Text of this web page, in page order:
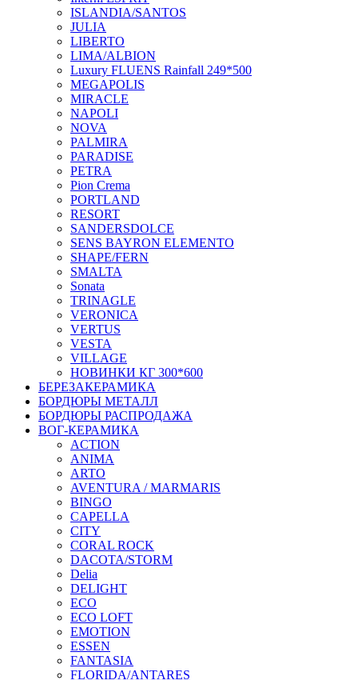
ISLANDIA/SANTOS
JULIA
LIBERTO
LIMA/ALBION
Luxury FLUENS Rainfall 249*500
MEGAPOLIS
MIRACLE
NAPOLI
NOVA
PALMIRA
PARADISE
PETRA
Pion Crema
PORTLAND
RESORT
SANDERSDOLCE
SENS BAYRON ELEMENTO
SHAPE/FERN
SMALTA
Sonata
TRINAGLE
VERONICA
VERTUS
VESTA
VILLAGE
НОВИНКИ КГ 300*600
БЕРЕЗАКЕРАМИКА
БОРДЮРЫ МЕТАЛЛ
БОРДЮРЫ РАСПРОДАЖА
ВОГ-КЕРАМИКА
ACTION
ANIMA
ARTO
AVENTURA / MARMARIS
BINGO
CAPELLA
CITY
CORAL ROCK
DACOTA/STORM
Delia
DELIGHT
ECO
ECO LOFT
EMOTION
ESSEN
FANTASIA
FLORIDA/ANTARES